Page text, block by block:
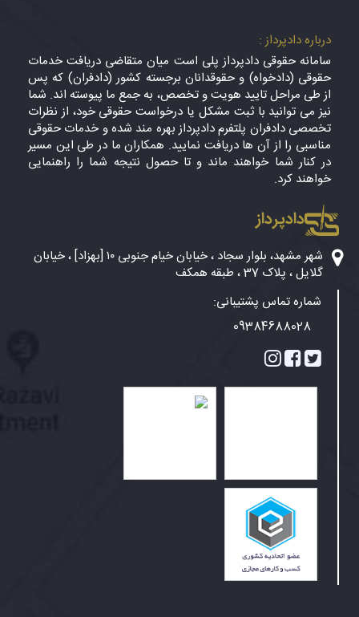
درباره دادپرداز :
سامانه حقوقی دادپرداز پلی است میان متقاضی دریافت خدمات
حقوقی (دادخواه) و حقوقدانان برجسته کشور (دادفران) که پس
از طی مراحل تایید هویت و تخصص، به جمع ما پیوسته اند. شما
نیز می توانید با ثبت مشکل یا درخواست حقوقی خود، از نظرات
تخصصی دادفران پلتفرم دادپرداز بهره مند شده و خدمات حقوقی
مناسبی را از آن ها دریافت نمایید. همکاران ما در طی این مسیر
در کنار شما خواهند ماند و تا حصول نتیجه شما را راهنمایی
خواهند کرد.
دادپرداز
شهر مشهد، بلوار سجاد ، خیابان خیام جنوبی ۱۰ [بهزاد] ، خیابان
گلایل ، پلاک 37 ، طبقه همکف
شماره تماس پشتیبانی:
09384688028